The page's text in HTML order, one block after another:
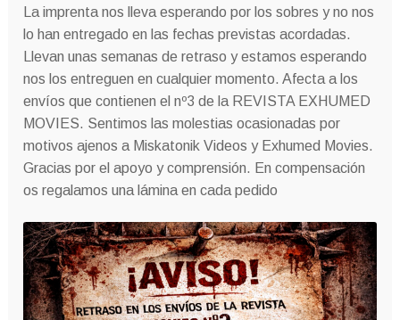
La imprenta nos lleva esperando por los sobres y no nos
lo han entregado en las fechas previstas acordadas.
Llevan unas semanas de retraso y estamos esperando
nos los entreguen en cualquier momento. Afecta a los
envíos que contienen el nº3 de la REVISTA EXHUMED
MOVIES. Sentimos las molestias ocasionadas por
motivos ajenos a Miskatonik Videos y Exhumed Movies.
Gracias por el apoyo y comprensión. En compensación
os regalamos una lámina en cada pedido